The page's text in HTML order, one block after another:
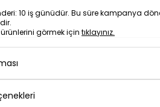
10 iş günüdür. Bu süre kampanya
ürünlerini görmek için tıklayınız.